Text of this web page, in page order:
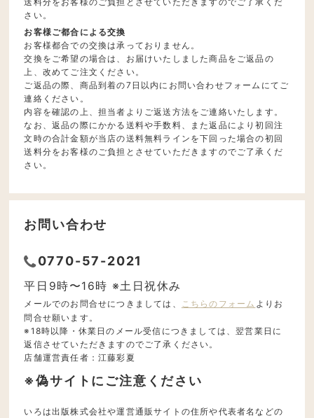
さい。
お客様ご都合による交換
お客様都合での交換は承っておりません。
交換をご希望の場合は、お届けいたしました商品をご返品の
上、改めてご注文ください。
ご返品の際、商品到着の7日以内にお問い合わせフォームにてご
連絡ください。
内容を確認の上、担当者よりご返送方法をご連絡いたします。
なお、返品の際にかかる送料や手数料、また返品により初回注
文時の合計金額が当店の送料無料ラインを下回った場合の初回
送料分をお客様のご負担とさせていただきますのでご了承くだ
さい。
お問い合わせ
0770-57-2021
平日9時〜16時 ※土日祝休み
メールでのお問合せにつきましては、 こちらのフォーム よりお
問合せ願います。
※18時以降・休業日のメール受信につきましては、翌営業日に
返信させていただきますのでご了承ください。
店舗運営責任者：江藤彩夏
※偽サイトにご注意ください
いろは出版株式会社や運営通販サイトの住所や代表者名などの